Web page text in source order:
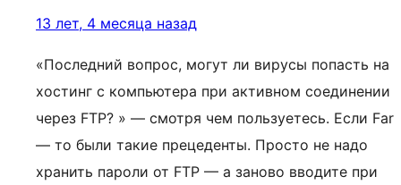
13 лет, 4 месяца назад
«Последний вопрос, могут ли вирусы попасть на
хостинг с компьютера при активном соединении
через FTP? » — смотря чем пользуетесь. Если Far
— то были такие прецеденты. Просто не надо
хранить пароли от FTP — а заново вводите при